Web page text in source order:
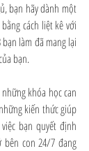
bạn hãy dành một
cách liệt kê với
làm đã mang lại
bạn.
khóa học can
kiến thức giúp
bạn quyết định
bên con 24/7 đang